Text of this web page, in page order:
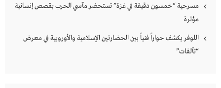
مسرحية “خمسون دقيقة في غزة” تستحضر مآسي الحرب بقصص إنسانية
مؤثرة
اللوفر يكشف حواراً فنياً بين الحضارتين الإسلامية والأوروبية في معرض
“تآلفات”